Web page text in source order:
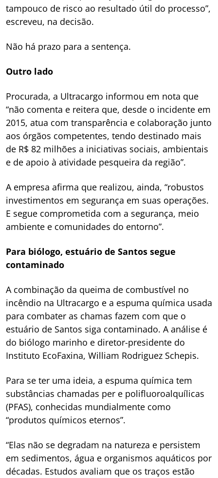
tampouco de risco ao resultado útil do processo”,
escreveu, na decisão.
Não há prazo para a sentença.
Outro lado
Procurada, a Ultracargo informou em nota que
“não comenta e reitera que, desde o incidente em
2015, atua com transparência e colaboração junto
aos órgãos competentes, tendo destinado mais
de R$ 82 milhões a iniciativas sociais, ambientais
e de apoio à atividade pesqueira da região”.
A empresa afirma que realizou, ainda, “robustos
investimentos em segurança em suas operações.
E segue comprometida com a segurança, meio
ambiente e comunidades do entorno”.
Para biólogo, estuário de Santos segue
contaminado
A combinação da queima de combustível no
incêndio na Ultracargo e a espuma química usada
para combater as chamas fazem com que o
estuário de Santos siga contaminado. A análise é
do biólogo marinho e diretor-presidente do
Instituto EcoFaxina, William Rodriguez Schepis.
Para se ter uma ideia, a espuma química tem
substâncias chamadas per e polifluoroalquílicas
(PFAS), conhecidas mundialmente como
“produtos químicos eternos”.
“Elas não se degradam na natureza e persistem
em sedimentos, água e organismos aquáticos por
décadas. Estudos avaliam que os traços estão